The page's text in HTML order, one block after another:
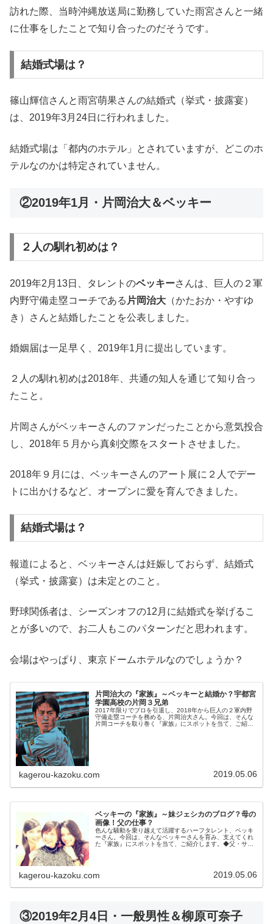
訪れた際、当時沖縄放送局に勤務していた雨宮さんと一緒
に仕事をしたことで知り合ったのだそうです。
結婚式場は？
篠山輝信さんと雨宮萌果さんの結婚式（挙式・披露宴）
は、2019年3月24日に行われました。
結婚式場は「都内のホテル」とされていますが、どこのホ
テルなのかは特定されていません。
②2019年1月・片岡治大＆ベッキー
２人の馴れ初めは？
2019年2月13日、タレントのベッキーさんは、巨人の２軍
内野守備走塁コーチである 片岡治大 （かたおか・やすゆ
き）さんと結婚したことを公表しました。
婚姻届は一足早く、2019年1月に提出しています。
２人の馴れ初めは2018年、共通の知人を通じて知り合っ
たこと。
片岡さんがベッキーさんのファンだったことから意気投合
し、2018年５月から真剣交際をスタートさせました。
2018年９月には、ベッキーさんのアート展に２人でデー
トに出かけるなど、オープンに愛を育んできました。
結婚式場は？
報道によると、ベッキーさんは妊娠しておらず、結婚式
（挙式・披露宴）は未定とのこと。
野球関係者は、シーズンオフの12月に結婚式を挙げるこ
とが多いので、お二人もこのパターンだと思われます。
会場はやっぱり、東京ドームホテルなのでしょうか？
片岡治大の『家族』～ベッキーと結婚か？宇都宮
学園高校の片岡３兄弟
2017年限りでプロを引退し、2018年から巨人の２軍内野
守備走塁コーチを務める、片岡治大さん。今回は、そんな
片岡コーチを取り巻く『家族』にスポットを当て、ご紹介
kagerou-kazoku.com 2019.05.06
ベッキーの『家族』～妹ジェシカのブログ？母の
画像！父の仕事？
色んな騒動を乗り越えて活躍するハーフタレント、ベッキ
ーさん。今回は、そんなベッキーさんを育み、支えてくれ
た『家族』にスポットを当て、ご紹介します。◆父・サイ
kagerou-kazoku.com 2019.05.06
③2019年2月4日・一般男性＆柳原可奈子